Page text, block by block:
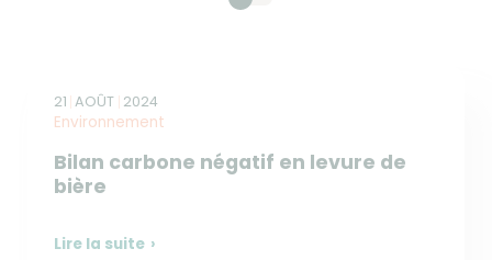
21 AOÛT 2024
Environnement
Bilan carbone négatif en levure de
bière
Lire la suite